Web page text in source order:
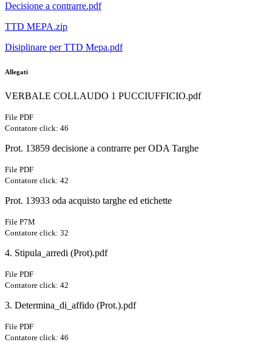
Decisione a contrarre.pdf
TTD MEPA.zip
Disiplinare per TTD Mepa.pdf
Allegati
VERBALE COLLAUDO 1 PUCCIUFFICIO.pdf
File PDF
Contatore click: 46
Prot. 13859 decisione a contrarre per ODA Targhe
File PDF
Contatore click: 42
Prot. 13933 oda acquisto targhe ed etichette
File P7M
Contatore click: 32
4. Stipula_arredi (Prot).pdf
File PDF
Contatore click: 42
3. Determina_di_affido (Prot.).pdf
File PDF
Contatore click: 46